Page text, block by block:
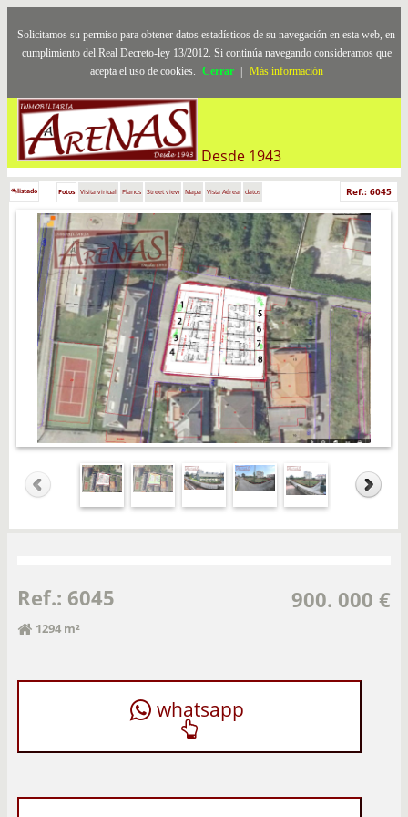
Solicitamos su permiso para obtener datos estadísticos de su navegación en esta web, en
cumplimiento del Real Decreto-ley 13/2012. Si continúa navegando consideramos que
acepta el uso de cookies. Cerrar Más información
Desde 1943
listado Fotos Visita virtual Planos Street view Mapa Vista Aérea datos Ref.: 6045
Ref.: 6045 900. 000 €
1294 m²
whatsapp